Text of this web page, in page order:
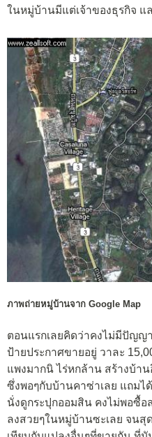
ในหมู่บ้านมีแต่เจ้าของธุรกิจ แ
ภาพถ่ายหมู่บ้านจาก Google Map
ตอนแรกเลยคิดว่าคงไม่มีปัญญ
ป้ายประกาศขายอยู่ วาละ
แพงมากนิ ไร่หกล้าน สร้างบ้า
ซึ่งพอๆกับบ้านคาซ่าเลย แถมไ
นั่งดูกระปุกออมสิน คงไม่พอซื้อ
ลงสวยๆในหมู่บ้านซะเลย จนสุ